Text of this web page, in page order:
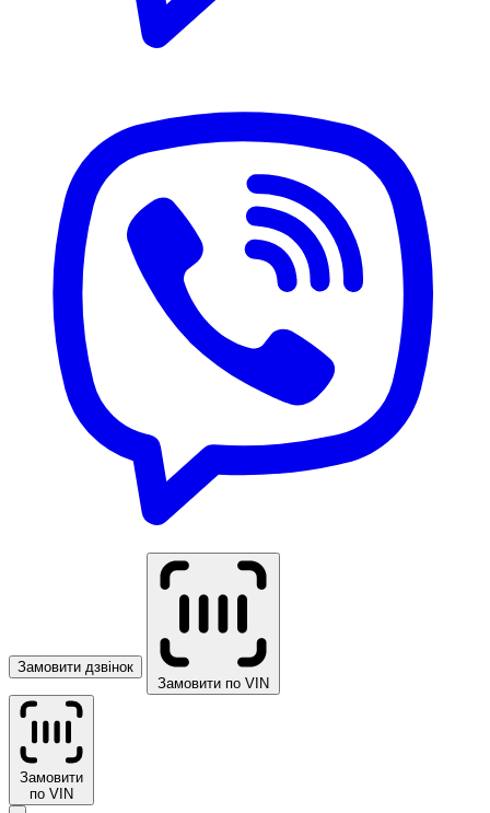
Замовити дзвінок
Замовити по VIN
Замовити
по VIN